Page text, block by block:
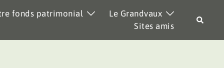
fonds patrimonial
Le Grandvaux
Sites amis